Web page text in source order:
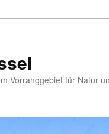
Vorranggebiet für Natur